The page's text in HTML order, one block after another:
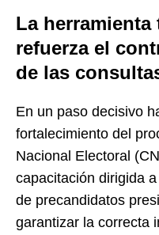
La
refuerza el
de las
En un paso decisivo
fortalecimiento del
Nacional Electoral
capacitación dirigida
de precandidatos
garantizar la correcta